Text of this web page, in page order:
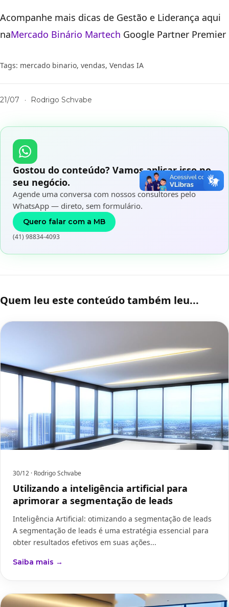
Acompanhe mais dicas de Gestão e Liderança aqui
naMercado Binário Martech Google Partner Premier
Tags: mercado binario, vendas, Vendas IA
21/07 · Rodrigo Schvabe
Gostou do conteúdo? Vamos aplicar isso no
seu negócio.
Agende uma conversa com nossos consultores pelo
WhatsApp — direto, sem formulário.
Quero falar com a MB
(41) 98834-4093
Quem leu este conteúdo também leu...
30/12 · Rodrigo Schvabe
Utilizando a inteligência artificial para
aprimorar a segmentação de leads
Inteligência Artificial: otimizando a segmentação de leads
A segmentação de leads é uma estratégia essencial para
obter resultados efetivos em suas ações...
Saiba mais →